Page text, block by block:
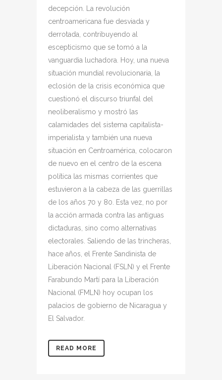
decepción. La revolución
centroamericana fue desviada y
derrotada, contribuyendo al
escepticismo que se tomó a la
vanguardia luchadora. Hoy, una nueva
situación mundial revolucionaria, la
eclosión de la crisis económica que
cuestionó el discurso triunfal del
neoliberalismo y mostró las
calamidades del sistema capitalista-
imperialista y también una nueva
situación en Centroamérica, colocaron
de nuevo en el centro de la escena
política las mismas corrientes que
estuvieron a la cabeza de las guerrillas
de los años 70 y 80. Esta vez, no por
la acción armada contra las antiguas
dictaduras, sino como alternativas
electorales. Saliendo de las trincheras,
hace años, el Frente Sandinista de
Liberación Nacional (FSLN) y el Frente
Farabundo Martí para la Liberación
Nacional (FMLN) hoy ocupan los
palacios de gobierno de Nicaragua y
El Salvador.
READ MORE